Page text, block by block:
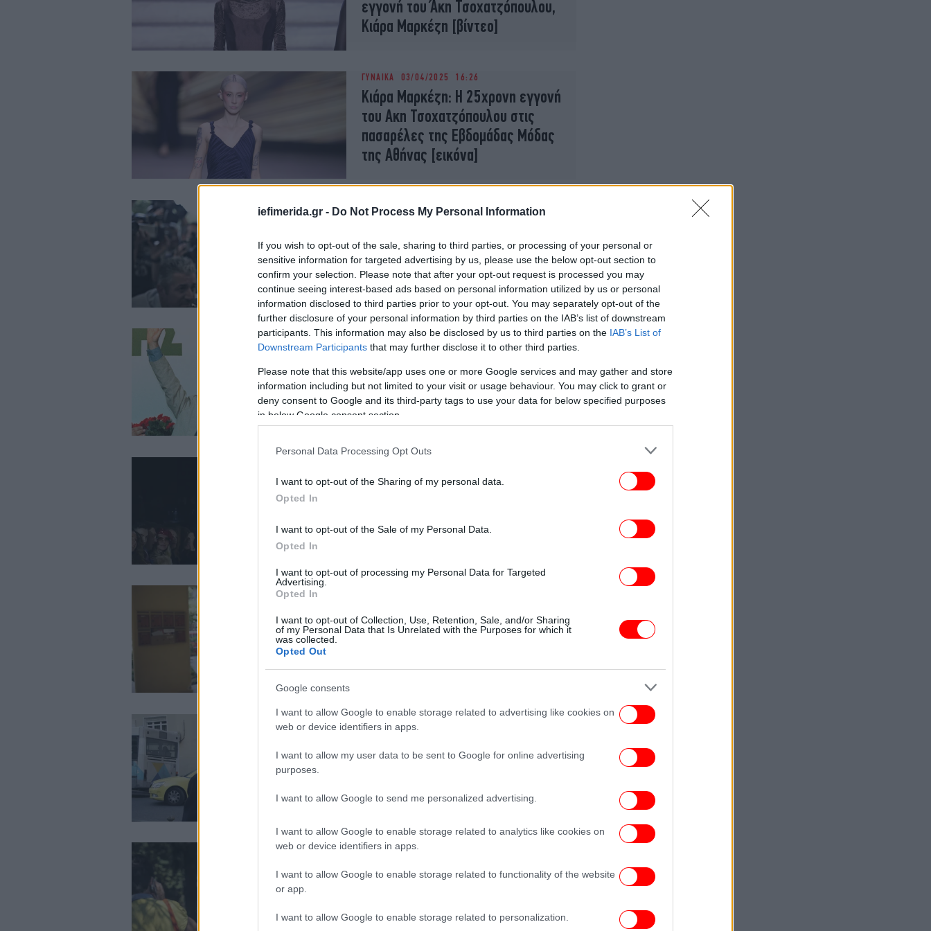
iefimerida.gr - Do Not Process My Personal Information
If you wish to opt-out of the sale, sharing to third parties, or processing of your personal or
sensitive information for targeted advertising by us, please use the below opt-out section to
confirm your selection. Please note that after your opt-out request is processed you may
continue seeing interest-based ads based on personal information utilized by us or personal
information disclosed to third parties prior to your opt-out. You may separately opt-out of the
further disclosure of your personal information by third parties on the IAB’s list of downstream
participants. This information may also be disclosed by us to third parties on the IAB’s List of
Downstream Participants that may further disclose it to other third parties.
Please note that this website/app uses one or more Google services and may gather and store
information including but not limited to your visit or usage behaviour. You may click to grant or
deny consent to Google and its third-party tags to use your data for below specified purposes
in below Google consent section.
Personal Data Processing Opt Outs
I want to opt-out of the Sharing of my personal data.
Opted In
I want to opt-out of the Sale of my Personal Data.
Opted In
I want to opt-out of processing my Personal Data for Targeted
Advertising.
Opted In
I want to opt-out of Collection, Use, Retention, Sale, and/or Sharing
of my Personal Data that Is Unrelated with the Purposes for which it
was collected.
Opted Out
Google consents
I want to allow Google to enable storage related to advertising like cookies on
web or device identifiers in apps.
I want to allow my user data to be sent to Google for online advertising
purposes.
I want to allow Google to send me personalized advertising.
I want to allow Google to enable storage related to analytics like cookies on
web or device identifiers in apps.
I want to allow Google to enable storage related to functionality of the website
or app.
I want to allow Google to enable storage related to personalization.
εγγονή του Άκη Τσοχατζόπουλου,
Κιάρα Μαρκέζη [βίντεο]
ΓΥΝΑΙΚΑ 03/04/2025 16:26
Κιάρα Μαρκέζη: Η 25χρονη εγγονή
του Ακη Τσοχατζόπουλου στις
πασαρέλες της Εβδομάδας Μόδας
της Αθήνας [εικόνα]
Πρόστιμο 1 εκατ. ευρώ σε
θυγατρική της Morgan Stanley για
την υπόθεση Τσοχατζόπουλου
ΠΟΛΙΤΙΚΗ 05/01/2025 11:16
Κώστας Σημίτης: Η διαδοχή του
Ανδρέα Παπανδρέου και το
επεισοδιακό συνέδριο του ΠΑΣΟΚ
το 1996 [βίντεο]
ΖΩΗ 08/11/2024 13:25
στην Εβδομάδα Μόδας
έγκλημα είναι ότι στάθηκα στο
παιδιού μου [βίντεο]
ΕΛΛΑΔΑ 09/07/2024 11:07
Τσοχατζόπουλου, Νίκος Ζήγρας
ΕΛΛΑΔΑ 14/11/2023 16:16
Άκης Τσοχατζόπουλος: Στο
διαθήκη [βίντεο]